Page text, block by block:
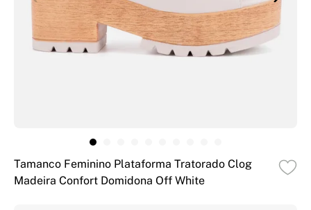
Tamanco Feminino Plataforma Tratorado Clog
Madeira Confort Domidona Off White